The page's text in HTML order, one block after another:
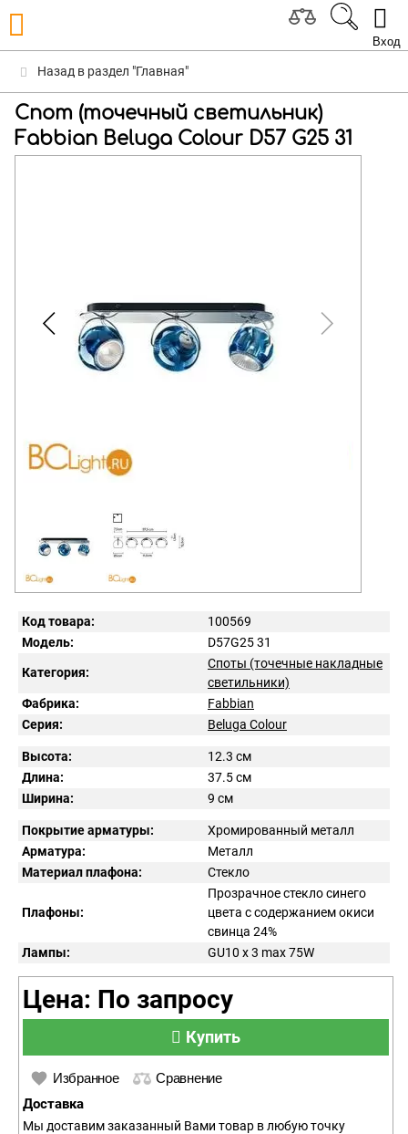
Вход
Назад в раздел "Главная"
Спот (точечный светильник)
Fabbian Beluga Colour D57 G25 31
Код товара:
100569
Модель:
D57G25 31
Категория:
Споты (точечные накладные
светильники)
Фабрика:
Fabbian
Серия:
Beluga Colour
Высота:
12.3 см
Длина:
37.5 см
Ширина:
9 см
Покрытие арматуры:
Хромированный металл
Арматура:
Металл
Материал плафона:
Стекло
Плафоны:
Прозрачное стекло синего
цвета с содержанием окиси
свинца 24%
Лампы:
GU10 x 3 max 75W
Цена: По запросу
Купить
Избранное Сравнение
Доставка
Мы доставим заказанный Вами товар в любую точку